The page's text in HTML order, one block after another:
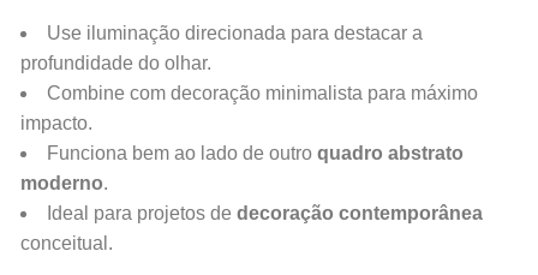
Use iluminação direcionada para destacar a
profundidade do olhar.
Combine com decoração minimalista para máximo
impacto.
Funciona bem ao lado de outro quadro abstrato
moderno.
Ideal para projetos de decoração contemporânea
conceitual.